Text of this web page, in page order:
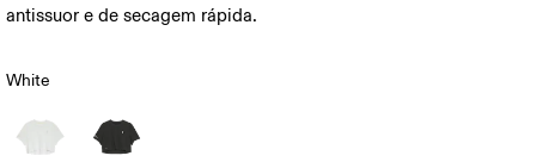
antissuor e de secagem rápida.
White